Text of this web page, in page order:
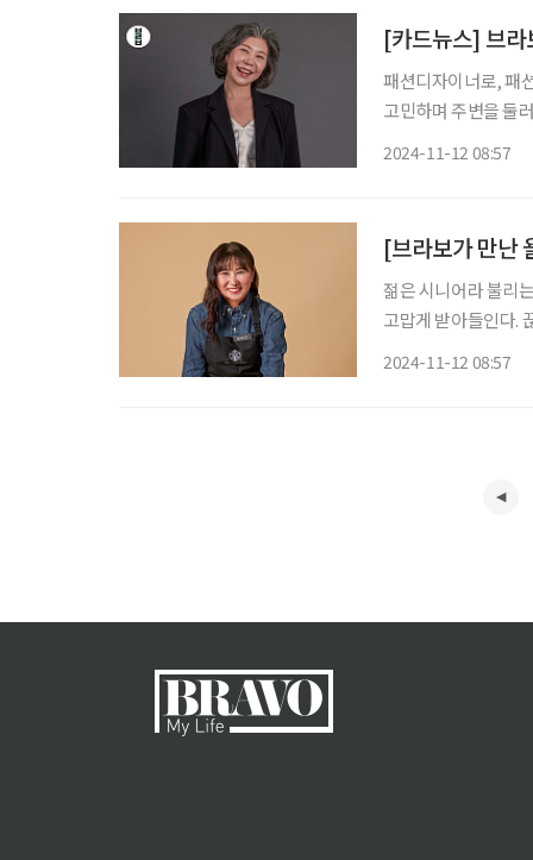
[카드뉴스] 브
패션디자이너로, 패
고민하며 주변을 둘러봤다. 그때
2024-11-12 08:57
[브라보가 만난
젊은 시니어라 불리
고맙게 받아들인다.
2024-11-12 08:57